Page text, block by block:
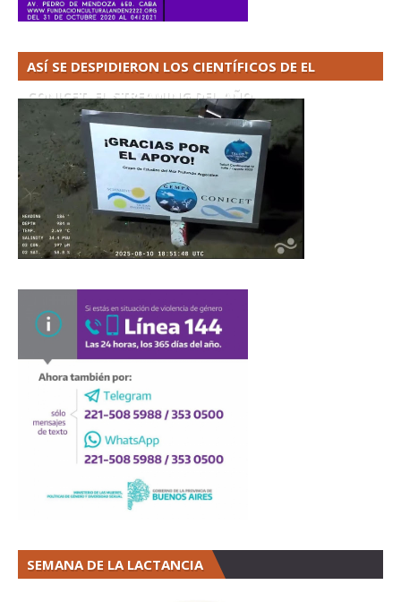
ASÍ SE DESPIDIERON LOS CIENTÍFICOS DE EL
CONICET. EL STREAMING DEL AÑO
SEMANA DE LA LACTANCIA